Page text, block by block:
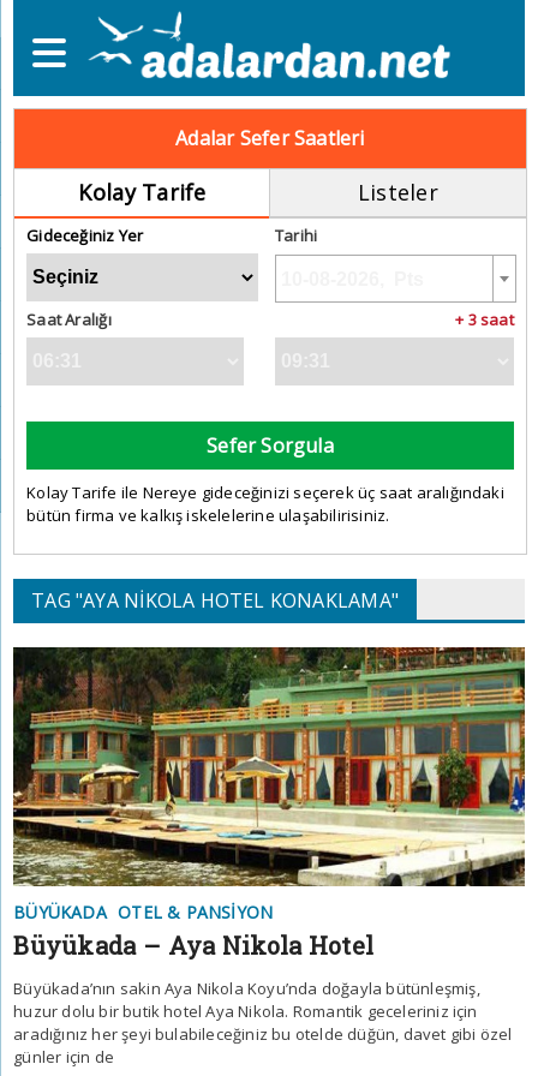
Adalar Sefer Saatleri
Kolay Tarife Listeler
Gideceğiniz Yer Tarihi
Saat Aralığı + 3 saat
Sefer Sorgula
Kolay Tarife ile Nereye gideceğinizi seçerek üç saat aralığındaki
bütün firma ve kalkış iskelelerine ulaşabilirisiniz.
TAG "AYA NIKOLA HOTEL KONAKLAMA"
BÜYÜKADA OTEL & PANSIYON
Büyükada – Aya Nikola Hotel
Büyükada’nın sakin Aya Nikola Koyu’nda doğayla bütünleşmiş,
huzur dolu bir butik hotel Aya Nikola. Romantik geceleriniz için
aradığınız her şeyi bulabileceğiniz bu otelde düğün, davet gibi özel
günler için de